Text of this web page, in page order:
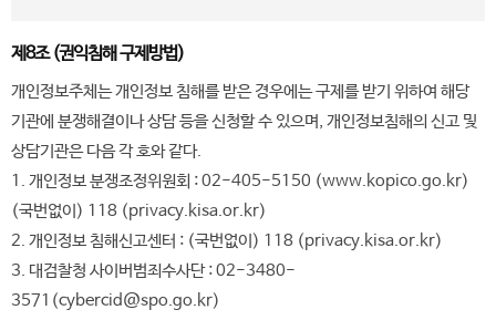
제8조 (권익침해 구제방법)
개인정보주체는 개인정보 침해를 받은 경우에는 구제를 받기 위하여 해당
기관에 분쟁해결이나 상담 등을 신청할 수 있으며, 개인정보침해의 신고 및
상담기관은 다음 각 호와 같다.
1. 개인정보 분쟁조정위원회 : 02-405-5150 (www.kopico.go.kr)
(국번없이) 118 (privacy.kisa.or.kr)
2. 개인정보 침해신고센터 : (국번없이) 118 (privacy.kisa.or.kr)
3. 대검찰청 사이버범죄수사단 : 02-3480-
3571(cybercid@spo.go.kr)